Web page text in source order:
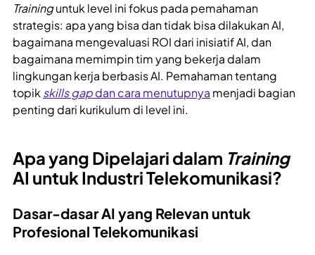
Traininguntuk level ini fokus pada pemahaman
strategis: apa yang bisa dan tidak bisa dilakukan AI,
bagaimana mengevaluasi ROI dari inisiatif AI, dan
bagaimana memimpin tim yang bekerja dalam
lingkungan kerja berbasis AI. Pemahaman tentang
topikskills gapdan cara menutupnya menjadi bagian
penting dari kurikulum di level ini.
Apa yang Dipelajari dalam Training
AI untuk Industri Telekomunikasi?
Dasar-dasar AI yang Relevan untuk
Profesional Telekomunikasi